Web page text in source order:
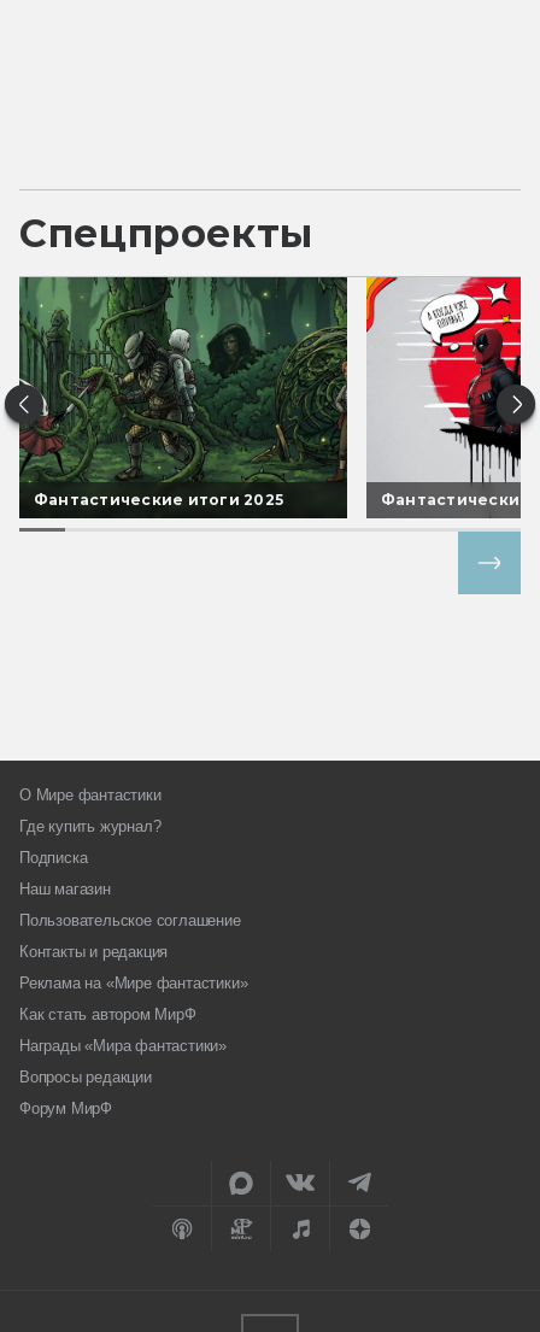
Спецпроекты
Фантастические итоги 2025 Фантастические
О Мире фантастики
Где купить журнал?
Подписка
Наш магазин
Пользовательское соглашение
Контакты и редакция
Реклама на «Мире фантастики»
Как стать автором МирФ
Награды «Мира фантастики»
Вопросы редакции
Форум МирФ